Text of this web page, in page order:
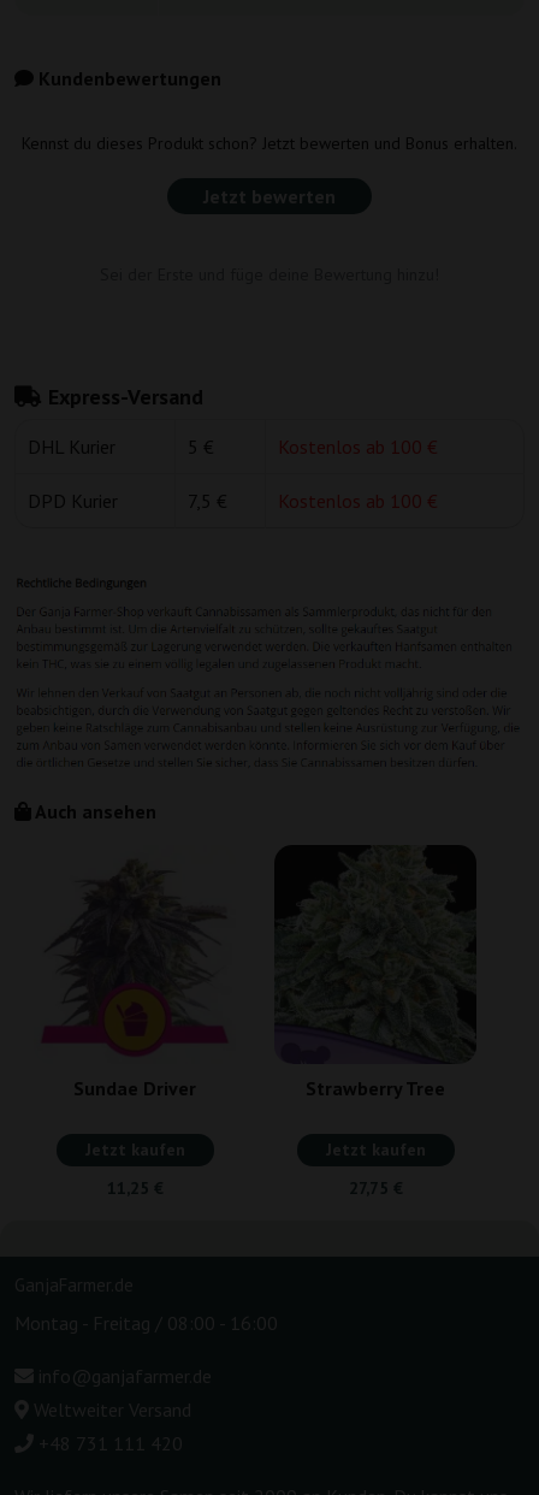
Kundenbewertungen
Kennst du dieses Produkt schon? Jetzt bewerten und Bonus erhalten.
Jetzt bewerten
Express-Versand
DHL Kurier 5 € Kostenlos ab 100 €
DPD Kurier 7,5 € Kostenlos ab 100 €
Auch ansehen
Sundae Driver
Jetzt kaufen
11,25 €
Strawberry Tree
Jetzt kaufen
27,75 €
GanjaFarmer.de
Montag - Freitag / 08:00 - 16:00
info@ganjafarmer.de
Weltweiter Versand
+48 731 111 420